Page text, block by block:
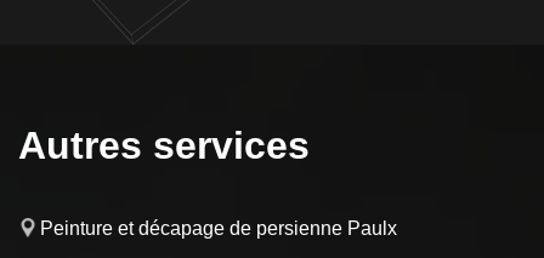
Autres services
Peinture et décapage de persienne Paulx